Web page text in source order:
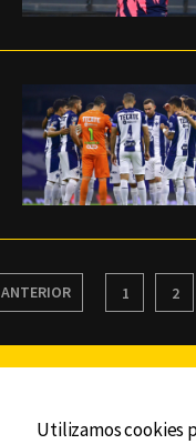
ANTERIOR 1 2
Utilizamos cookies